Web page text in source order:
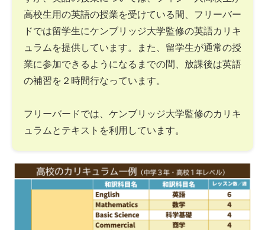
高校生用の英語の授業を受けている間、フリーバー
ドでは留学生にケンブリッジ大学監修の英語カリキ
ュラムを提供しています。また、留学生が通常の授
業に参加できるようになるまでの間、放課後は英語
の補習を２時間行なっています。
フリーバードでは、ケンブリッジ大学監修のカリキ
ュラムとテキストを利用しています。